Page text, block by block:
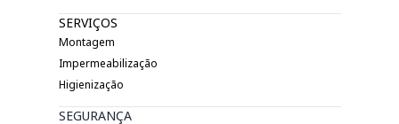
SERVIÇOS
Montagem
Impermeabilização
Higienização
SEGURANÇA